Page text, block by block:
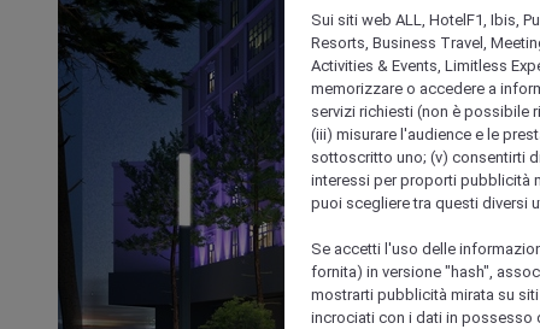
Sui siti web ALL, HotelF1, Ibis,
Resorts, Business Travel,
Activities & Events, Limitless
memorizzare o accedere a
servizi richiesti (non è possibile
(iii) misurare l'audience e le
sottoscritto uno; (v) consentirti
interessi per proporti pubblicità
puoi scegliere tra questi diversi
Se accetti l'uso delle
fornita) in versione "hash",
mostrarti pubblicità mirata su
incrociati con i dati in possesso